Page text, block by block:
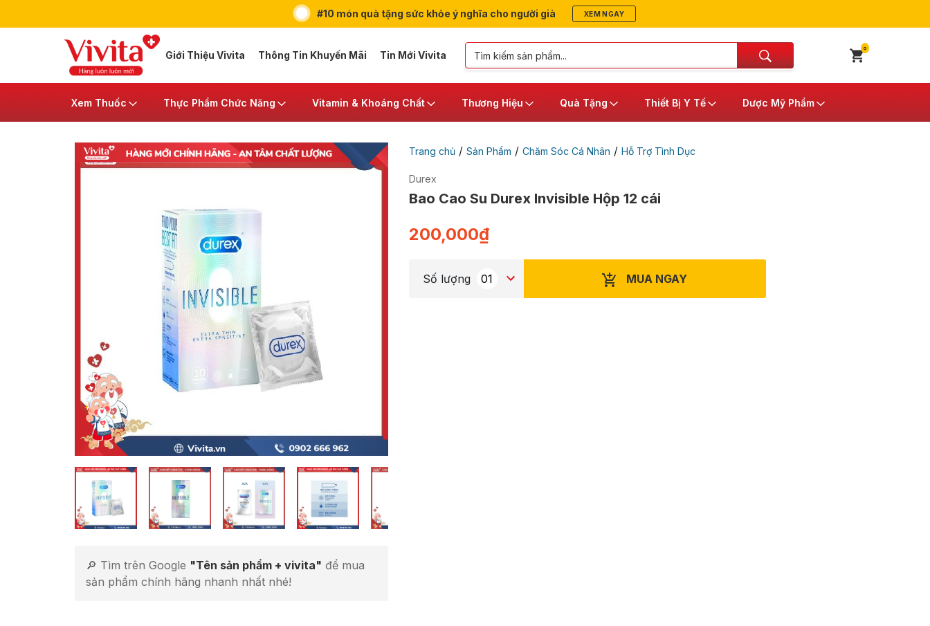
#10 món quà tặng sức khỏe ý nghĩa cho người già XEM NGAY
Giới Thiệu Vivita Thông Tin Khuyến Mãi Tin Mới Vivita
0
Xem Thuốc Thực Phẩm Chức Năng Vitamin & Khoáng Chất Thương Hiệu Quà Tặng Thiết Bị Y Tế Dược Mỹ Phẩm
🔎 Tìm trên Google "Tên sản phẩm + vivita" để mua
sản phẩm chính hãng nhanh nhất nhé!
Trang chủ/ Sản Phẩm / Chăm Sóc Cá Nhân / Hỗ Trợ Tình Dục
Durex
Bao Cao Su Durex Invisible Hộp 12 cái
200,000₫
Số lượng MUA NGAY